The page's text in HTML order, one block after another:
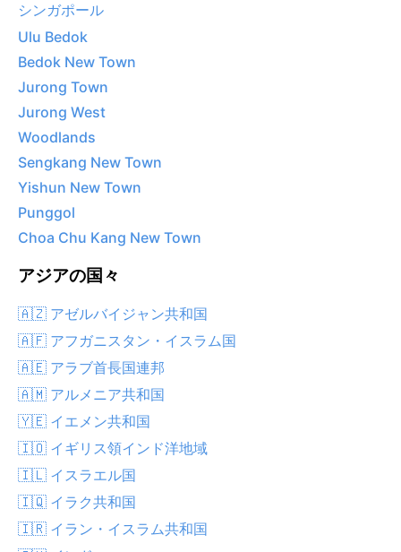
シンガポール
Ulu Bedok
Bedok New Town
Jurong Town
Jurong West
Woodlands
Sengkang New Town
Yishun New Town
Punggol
Choa Chu Kang New Town
アジアの国々
🇦🇿 アゼルバイジャン共和国
🇦🇫 アフガニスタン・イスラム国
🇦🇪 アラブ首長国連邦
🇦🇲 アルメニア共和国
🇾🇪 イエメン共和国
🇮🇴 イギリス領インド洋地域
🇮🇱 イスラエル国
🇮🇶 イラク共和国
🇮🇷 イラン・イスラム共和国